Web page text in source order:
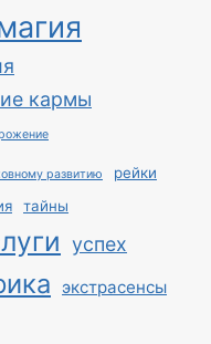
кармы
развитию рейки
тайны
успех
экстрасенсы